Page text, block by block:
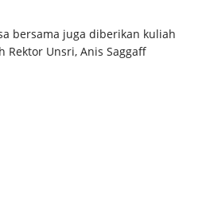
bersama juga diberikan kuliah
Unsri, Anis Saggaff